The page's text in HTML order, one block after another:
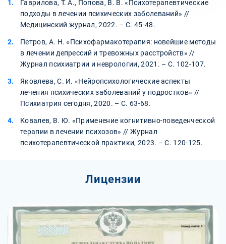
Гаврилова, Т. А., Попова, В. В. «Психотерапевтические
подходы в лечении психических заболеваний» //
Медицинский журнал, 2022. – С. 45-48.
Петров, А. Н. «Психофармакотерапия: новейшие методы
в лечении депрессий и тревожных расстройств» //
Журнал психиатрии и неврологии, 2021. – С. 102-107.
Яковлева, С. И. «Нейропсихологические аспекты
лечения психических заболеваний у подростков» //
Психиатрия сегодня, 2020. – С. 63-68.
Ковалев, В. Ю. «Применение когнитивно-поведенческой
терапии в лечении психозов» // Журнал
психотерапевтической практики, 2023. – С. 120-125.
Лицензии